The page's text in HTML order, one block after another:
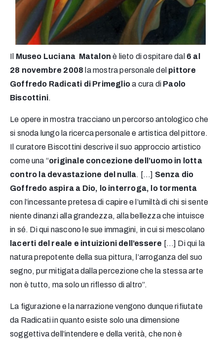
Il Museo Luciana Matalon è lieto di ospitare dal 6 al
28 novembre 2008 la mostra personale del pittore
Goffredo Radicati di Primeglioa cura di Paolo
Biscottini.
Le opere in mostra tracciano un percorso antologico che
si snoda lungo la ricerca personale e artistica del pittore.
Il curatore Biscottini descrive il suo approccio artistico
come una “originale concezione dell’uomo in lotta
contro la devastazione del nulla. […] Senza dio
Goffredo aspira a Dio, lo interroga, lo tormenta
con l’incessante pretesa di capire e l’umiltà di chi si sente
niente dinanzi alla grandezza, alla bellezza che intuisce
in sé. Di qui nascono le sue immagini, in cui si mescolano
lacerti del reale e intuizioni dell’essere […] Di qui la
natura prepotente della sua pittura, l’arroganza del suo
segno, pur mitigata dalla percezione che la stessa arte
non è tutto, ma solo un riflesso di altro”.
La figurazione e la narrazione vengono dunque rifiutate
da Radicati in quanto esiste solo una dimensione
soggettiva dell’intendere e della verità, che non è